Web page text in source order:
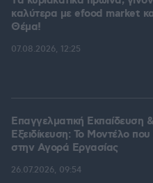
καλύτερα με efood market
Θέμα!
07.08.2026, 12:25
Επαγγελματική Εκπαίδευση &
Εξειδίκευση: Το Mοντέλο που
στην Aγορά Eργασίας
26.07.2026, 09:54